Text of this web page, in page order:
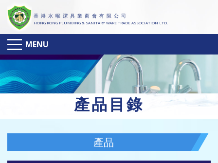
香 港 水 喉 潔 具 業 商 會 有 限 公 司
HONG KONG PLUMBING & SANITARY WARE TRADE ASSOCIATION LTD.
MENU
產品目錄
產品